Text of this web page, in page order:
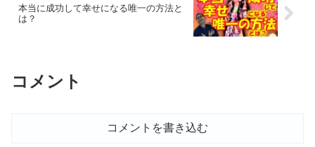
本当に成功して幸せになる唯一の方法と
は？
コメント
コメントを書き込む